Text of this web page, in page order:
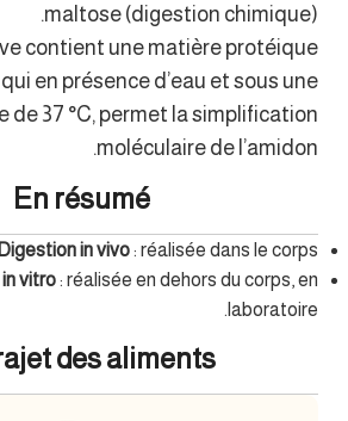
maltose (digestion chimique).
contient une matière protéique
en présence d’eau et sous une
de 37 °C, permet la simplification
moléculaire de l’amidon.
En résumé
Digestion in vivo: réalisée dans le corps.
vitro: réalisée en dehors du corps, en
laboratoire.
des aliments